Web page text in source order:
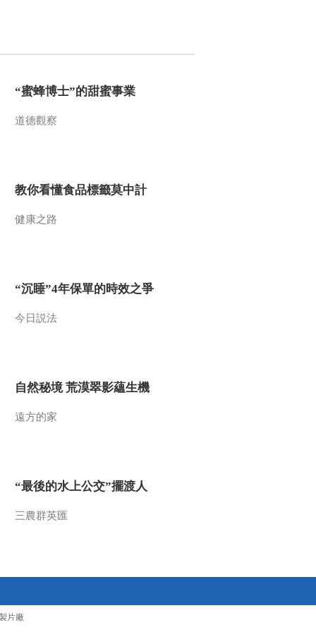
“蜜蜂博士”的甜蜜事業
道德觀察
教你看懂食品標籤莫中計
健康之路
“沉睡”4年保單的時效之爭
今日説法
自然秘境 荒漠翠影蘊生機
遠方的家
“最後的水上公交”擺渡人
三農群英匯
片廠